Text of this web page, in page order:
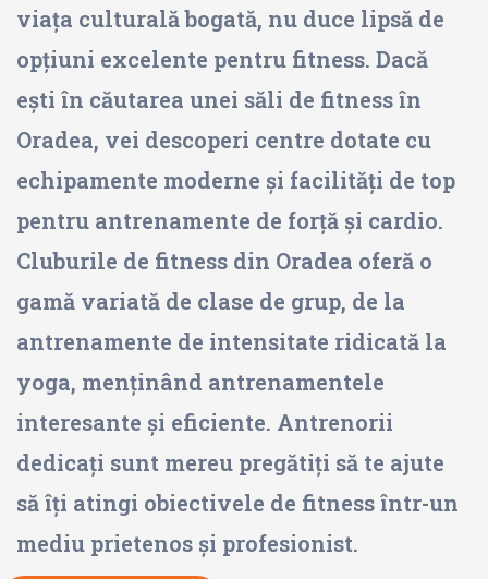
viața culturală bogată, nu duce lipsă de
opțiuni excelente pentru fitness. Dacă
ești în căutarea unei săli de fitness în
Oradea, vei descoperi centre dotate cu
echipamente moderne și facilități de top
pentru antrenamente de forță și cardio.
Cluburile de fitness din Oradea oferă o
gamă variată de clase de grup, de la
antrenamente de intensitate ridicată la
yoga, menținând antrenamentele
interesante și eficiente. Antrenorii
dedicați sunt mereu pregătiți să te ajute
să îți atingi obiectivele de fitness într-un
mediu prietenos și profesionist.